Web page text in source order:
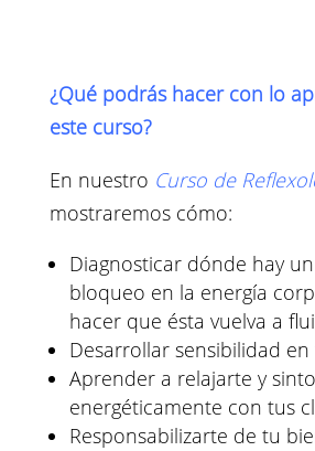
¿Qué podrás hacer con lo
este curso?
En nuestro Curso de
mostraremos cómo:
Diagnosticar dónde hay
bloqueo en la energía
hacer que ésta vuelva a
Desarrollar sensibilidad
Aprender a relajarte y
energéticamente con tus
Responsabilizarte de tu